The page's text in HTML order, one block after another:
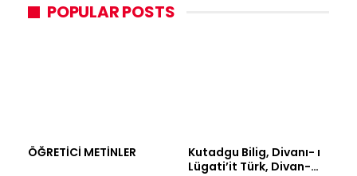
POPULAR POSTS
ÖĞRETİCİ METİNLER
Kutadgu Bilig, Divanı- ı
Lügati’it Türk, Divan-…